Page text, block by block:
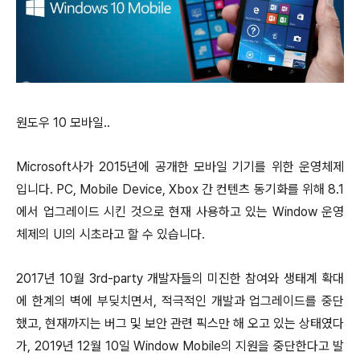
원도우 10 모바일..
Microsoft사가 2015년에 공개한 모바일 기기를 위한 운영체제
입니다. PC, Mobile Device, Xbox 간 컨텐츠 동기화를 위해 8.1
에서 업그레이드 시킨 것으로 현재 사용하고 있는 Window 운영
체제의 UI의 시초라고 할 수 있습니다.
2017년 10월 3rd-party 개발자들의 미진한 참여와 생태계 확대
에 한계의 벽에 부딪치면서, 적극적인 개발과 업그레이드를 중단
했고, 현재까지는 버그 및 보안 관련 픽스만 해 오고 있는 상태였다
가, 2019년 12월 10일 Window Mobile의 지원을 중단한다고 발